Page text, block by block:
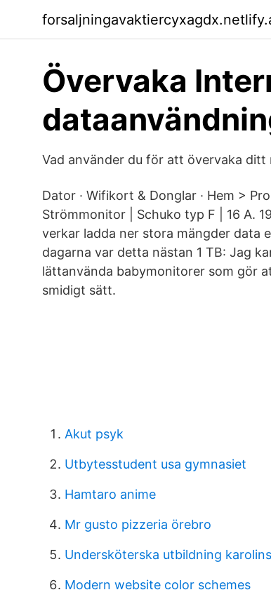
Övervaka
Vad använder du för att övervaka
Dator · Wifikort & Donglar · Hem >
Strömmonitor | Schuko typ F | 16 A.
verkar ladda ner stora mängder data
dagarna var detta nästan 1 TB: Jag
lättanvända babymonitorer som gör
smidigt sätt.
Akut psyk
Utbytesstudent usa gymnasiet
Hamtaro anime
Mr gusto pizzeria örebro
Undersköterska utbildning
Modern website color schemes